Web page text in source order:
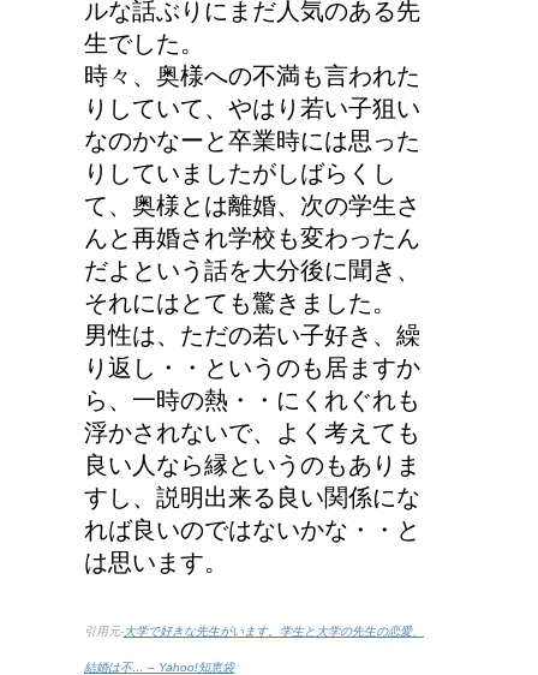
詳しく知りたい！イギリ
リンパに転移した場合、
余命って極端に短くなる
の？
猫の長毛は雑種でも可愛
いの？！
ルな話ぶりにまだ人気のある先
生でした。
時々、奥様への不満も言われた
りしていて、やはり若い子狙い
なのかなーと卒業時には思った
りしていましたがしばらくし
て、奥様とは離婚、次の学生さ
んと再婚され学校も変わったん
だよという話を大分後に聞き、
それにはとても驚きました。
男性は、ただの若い子好き、繰
り返し・・というのも居ますか
ら、一時の熱・・にくれぐれも
浮かされないで、よく考えても
良い人なら縁というのもありま
すし、説明出来る良い関係にな
れば良いのではないかな・・と
は思います。
引用元-大学で好きな先生がいます。学生と大学の先生の恋愛、
結婚は不… – Yahoo!知恵袋